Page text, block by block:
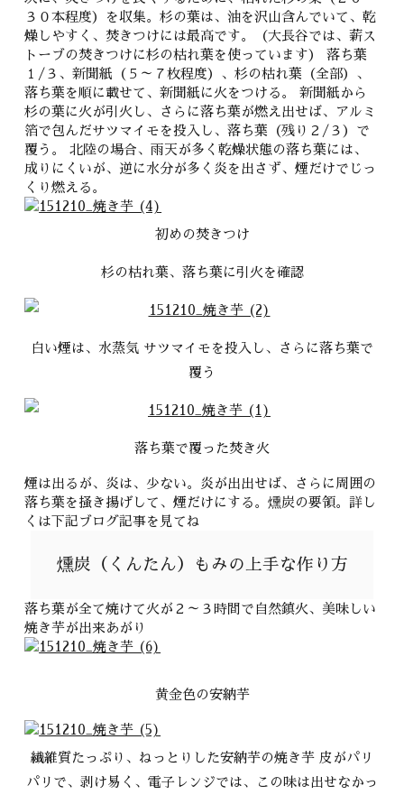
３０本程度）を収集。杉の葉は、油を沢山含んでいて、乾
燥しやすく、焚きつけには最高です。（大長谷では、薪ス
トーブの焚きつけに杉の枯れ葉を使っています） 落ち葉
１/３、新聞紙（５～７枚程度）、杉の枯れ葉（全部）、
落ち葉を順に載せて、新聞紙に火をつける。 新聞紙から
杉の葉に火が引火し、さらに落ち葉が燃え出せば、アルミ
箔で包んだサツマイモを投入し、落ち葉（残り２/３）で
覆う。 北陸の場合、雨天が多く乾燥状態の落ち葉には、
成りにくいが、逆に水分が多く炎を出さず、煙だけでじっ
くり燃える。
初めの焚きつけ
杉の枯れ葉、落ち葉に引火を確認
白い煙は、水蒸気 サツマイモを投入し、さらに落ち葉で
覆う
落ち葉で覆った焚き火
煙は出るが、炎は、少ない。炎が出出せば、さらに周囲の
落ち葉を掻き揚げして、煙だけにする。燻炭の要領。詳し
くは下記ブログ記事を見てね
燻炭（くんたん）もみの上手な作り方
落ち葉が全て焼けて火が２～３時間で自然鎮火、美味しい
焼き芋が出来あがり
黄金色の安納芋
繊維質たっぷり、ねっとりした安納芋の焼き芋 皮がパリ
パリで、剥け易く、電子レンジでは、この味は出せなかっ